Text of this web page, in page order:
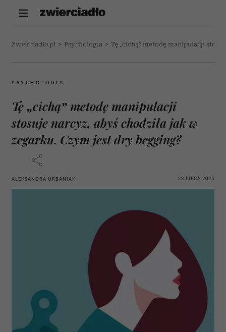
Zwierciadlo.pl > Psychologia > Tę „cichą” metodę manipulacji
PSYCHOLOGIA
Tę „cichą” metodę manipulacji
stosuje narcyz, abyś chodziła jak w
zegarku. Czym jest dry begging?
ALEKSANDRA URBANIAK 23 LIPCA 2025